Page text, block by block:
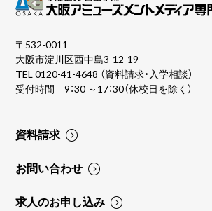
〒532-0011
大阪市淀川区西中島3-12-19
TEL0120-41-4648 （資料請求・入学相談）
受付時間 9：30 ～17：30（休校日を除く）
資料請求
お問い合わせ
求人のお申し込み